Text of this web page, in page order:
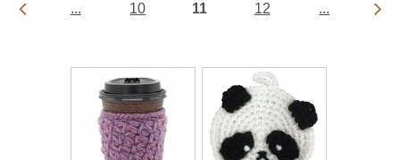
... 10 11 12 ...